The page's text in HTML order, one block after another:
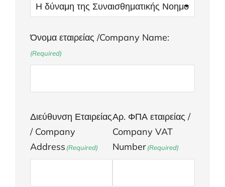
Όνομα εταιρείας /Company Name:
(Required)
Διεύθυνση Εταιρείας
/ Company
Address (Required)
Αρ. ΦΠΑ εταιρείας /
Company VAT
Number(Required)